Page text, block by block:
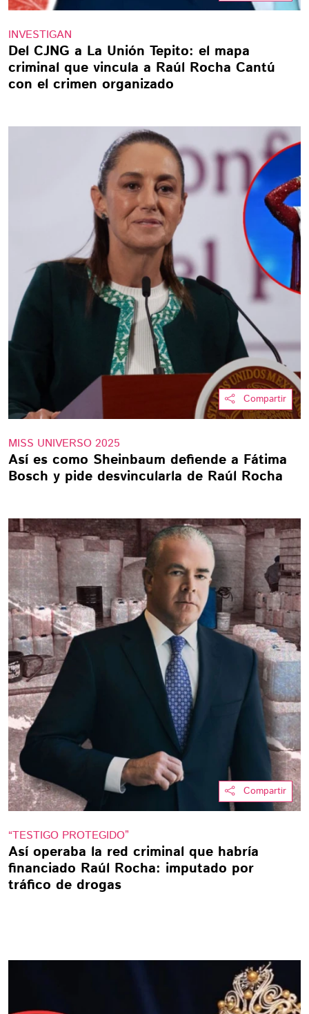
INVESTIGAN
Del CJNG a La Unión Tepito: el mapa
criminal que vincula a Raúl Rocha Cantú
con el crimen organizado
Compartir
MISS UNIVERSO 2025
Así es como Sheinbaum defiende a Fátima
Bosch y pide desvincularla de Raúl Rocha
Compartir
“TESTIGO PROTEGIDO”
Así operaba la red criminal que habría
financiado Raúl Rocha: imputado por
tráfico de drogas